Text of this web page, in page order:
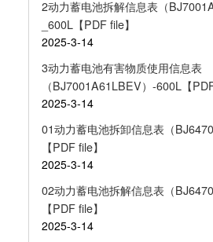
2动力蓄电池拆解信息表（
_600L【PDF file】
2025-3-14
3动力蓄电池有害物质使用信息表
（BJ7001A61LBEV）-600L【
2025-3-14
01动力蓄电池拆卸信息表（
【PDF file】
2025-3-14
02动力蓄电池拆解信息表（
【PDF file】
2025-3-14